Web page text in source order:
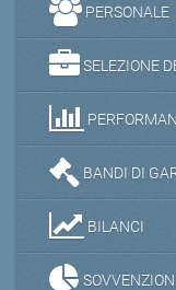
PERSONALE
SELEZIONE
BANDI DI
BILANCI